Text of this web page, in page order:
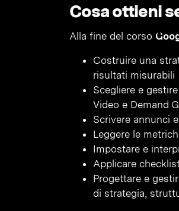
Cosa ottieni
Alla fine del corso
Costruire una
risultati misurabili
Scegliere e
Video e Demand
Scrivere annunci
Leggere le
Impostare e
Applicare
Progettare e
di strategia,